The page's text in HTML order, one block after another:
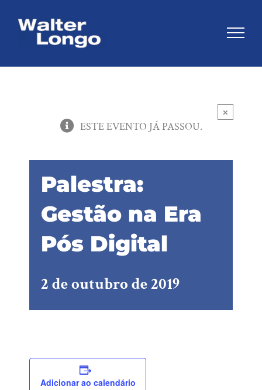
×
ESTE EVENTO JÁ PASSOU.
Palestra:
Gestão na Era
Pós Digital
2 de outubro de 2019
Adicionar ao calendário